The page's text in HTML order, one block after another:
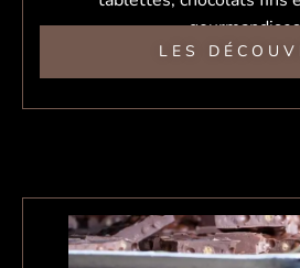
LES